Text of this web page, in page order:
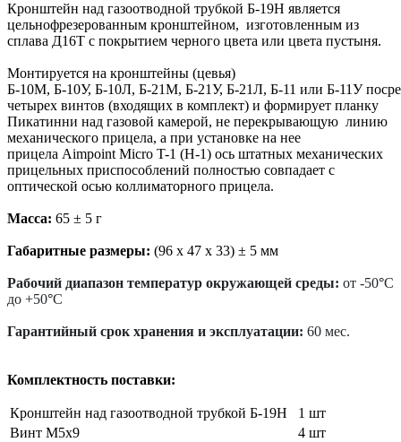
Кронштейн над газоотводной трубкой Б-19Н является
цельнофрезерованным кронштейном, изготовленным из
сплава Д16Т с покрытием черного цвета или цвета пустыня.
Монтируется на кронштейны (цевья)
Б-10М, Б-10У, Б-10Л, Б-21М, Б-21У, Б-21Л, Б-11 или Б-11У
четырех винтов (входящих в комплект) и формирует планку
Пикатинни над газовой камерой, не перекрывающую линию
механического прицела, а при установке на нее
прицела Aimpoint Micro T-1 (H-1) ось штатных механических
прицельных приспособлений полностью совпадает с
оптической осью коллиматорного прицела.
Масса: 65 ± 5 г
Габаритные размеры: (96 х 47 х 33) ± 5 мм
Рабочий диапазон температур окружающей среды: от -50°С
до +50°С
Гарантийный срок хранения и эксплуатации: 60 мес.
Комплектность поставки:
Кронштейн над газоотводной трубкой Б-19Н
1 шт
Винт М5x9
4 шт